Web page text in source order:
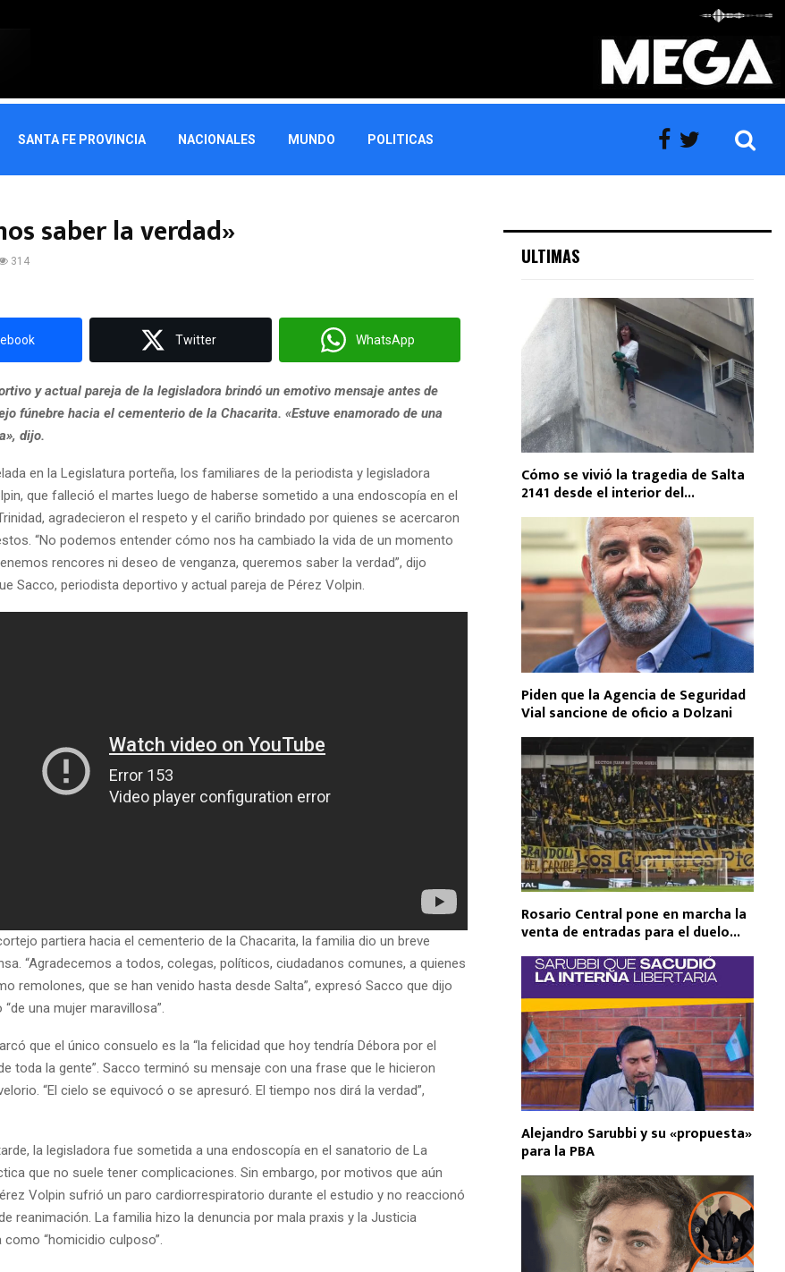
SANTA FE PROVINCIA NACIONALES MUNDO POLITICAS
saber la verdad»
314
Twitter WhatsApp
y actual pareja de la legisladora brindó un emotivo mensaje antes de
fúnebre hacia el cementerio de la Chacarita. «Estuve enamorado de una
dijo.
en la Legislatura porteña, los familiares de la periodista y legisladora
que falleció el martes luego de haberse sometido a una endoscopía en el
agradecieron el respeto y el cariño brindado por quienes se acercaron
“No podemos entender cómo nos ha cambiado la vida de un momento
rencores ni deseo de venganza, queremos saber la verdad”, dijo
Sacco, periodista deportivo y actual pareja de Pérez Volpin.
partiera hacia el cementerio de la Chacarita, la familia dio un breve
“Agradecemos a todos, colegas, políticos, ciudadanos comunes, a quienes
remolones, que se han venido hasta desde Salta”, expresó Sacco que dijo
una mujer maravillosa”.
que el único consuelo es la “la felicidad que hoy tendría Débora por el
toda la gente”. Sacco terminó su mensaje con una frase que le hicieron
“El cielo se equivocó o se apresuró. El tiempo nos dirá la verdad”,
la legisladora fue sometida a una endoscopía en el sanatorio de La
que no suele tener complicaciones. Sin embargo, por motivos que aún
Volpin sufrió un paro cardiorrespiratorio durante el estudio y no reaccionó
reanimación. La familia hizo la denuncia por mala praxis y la Justicia
“homicidio culposo”.
ULTIMAS
Cómo se vivió la tragedia de Salta
2141 desde el interior del...
Piden que la Agencia de Seguridad
Vial sancione de oficio a Dolzani
Rosario Central pone en marcha la
venta de entradas para el duelo...
Alejandro Sarubbi y su «propuesta»
para la PBA